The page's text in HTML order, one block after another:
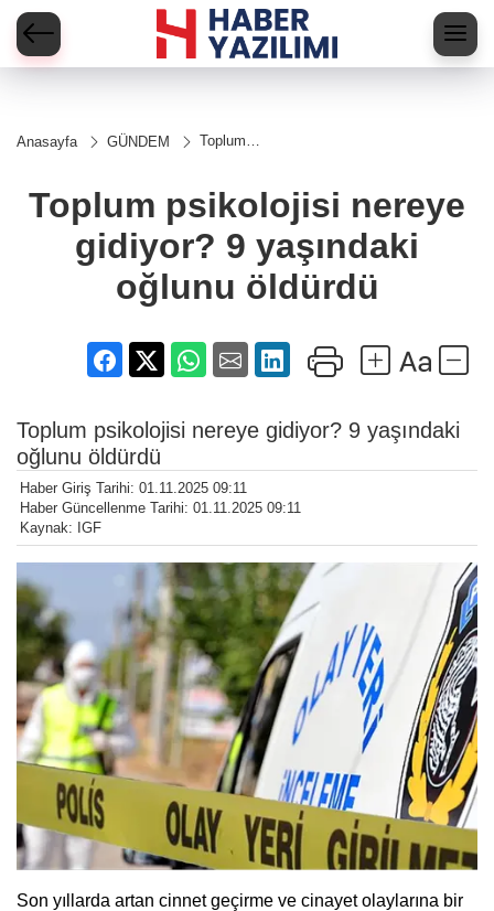
Anasayfa GÜNDEM
Toplum
gidiyor? 9
yaşındaki
öldürdü
Toplum psikolojisi nereye
gidiyor? 9 yaşındaki
oğlunu öldürdü
Toplum psikolojisi nereye gidiyor? 9 yaşındaki
oğlunu öldürdü
Haber Giriş Tarihi: 01.11.2025 09:11
Haber Güncellenme Tarihi: 01.11.2025 09:11
Kaynak: IGF
Son yıllarda artan cinnet geçirme ve cinayet olaylarına bir